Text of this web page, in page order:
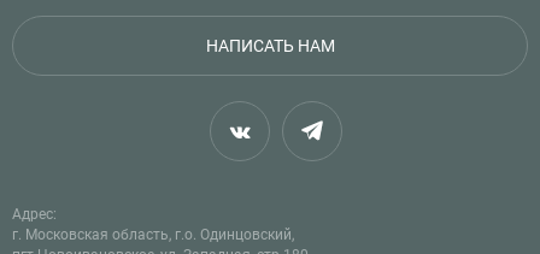
НАПИСАТЬ НАМ
Адрес:
г. Московская область, г.о. Одинцовский,